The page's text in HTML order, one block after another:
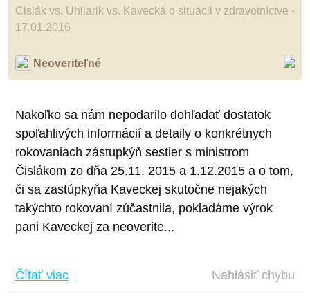
Cislák vs. Uhliarik vs. Kavecká o situácii v zdravotníctve -
17.01.2016
Neoveriteľné
Nakoľko sa nám nepodarilo dohľadať dostatok
spoľahlivých informácií a detaily o konkrétnych
rokovaniach zástupkýň sestier s ministrom
Čislákom zo dňa 25.11. 2015 a 1.12.2015 a o tom,
či sa zastúpkyňa Kaveckej skutočne nejakých
takýchto rokovaní zúčastnila, pokladáme výrok
pani Kaveckej za neoverite...
Čítať viac Nahlásiť chybu